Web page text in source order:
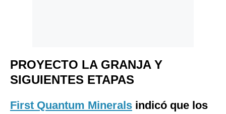
PROYECTO LA GRANJA Y
SIGUIENTES ETAPAS
First Quantum Minerals indicó que los